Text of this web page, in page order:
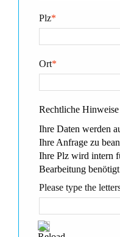
*
Plz
*
Ort
Rechtliche Hinweise
Ihre Daten werden
Ihre Anfrage zu
Ihre Plz wird intern
Bearbeitung
Please type the